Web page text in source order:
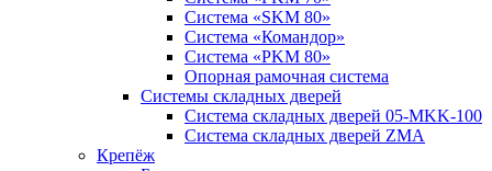
Система «SKM 80»
Система «Командор»
Система «PKM 80»
Опорная рамочная система
Системы складных дверей
Система складных дверей 05-MKK-100
Система складных дверей ZMA
Крепёж